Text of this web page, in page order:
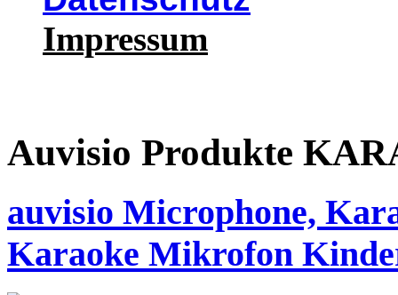
Impressum
Auvisio Produkte
auvisio Microphone,
Karaoke Mikrofon